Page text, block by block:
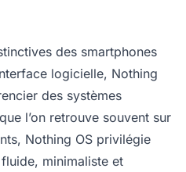
des smartphones
logicielle, Nothing
des systèmes
l’on retrouve souvent sur
Nothing OS privilégie
minimaliste et